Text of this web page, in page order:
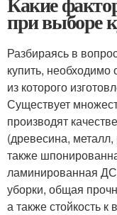
при выборе
Разбираясь в
купить,
из которого
Существует
производят
(древесина, металл,
также
ламинированная
уборки, общая
а также стойкость